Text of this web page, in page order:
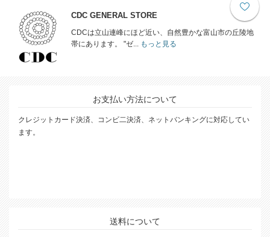
CDC GENERAL STORE
CDCは立山連峰にほど近い、自然豊かな富山市の丘陵地
帯にあります。 "ゼ...もっと見る
お支払い方法について
クレジットカード決済、コンビ二決済、ネットバンキングに対応してい
ます。
送料について